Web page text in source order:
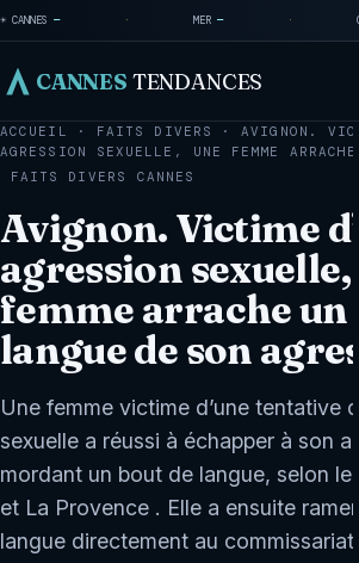
☀ CANNES — · MER— ·
CANNES TENDANCES
ACCUEIL · FAITS DIVERS ·AVIGNON.
AGRESSION SEXUELLE, UNE FEMME ARRACHE
FAITS DIVERS
CANNES
Avignon. Victime
agression
femme arrache un
langue de son
Une femme victime d’une tentative
sexuelle a réussi à échapper à son
mordant un bout de langue, selon le
et La Provence . Elle a ensuite
langue directement au